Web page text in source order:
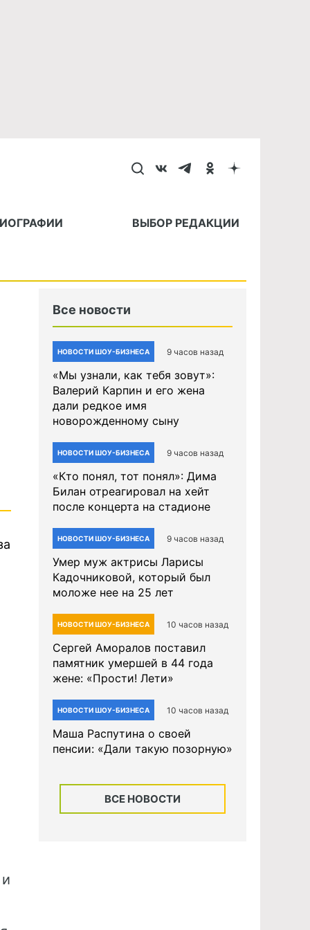
ВЫБОР РЕДАКЦИИ
Все новости
НОВОСТИ ШОУ-БИЗНЕСА 9 часов назад
«Мы узнали, как тебя зовут»:
Валерий Карпин и его жена
дали редкое имя
новорожденному сыну
НОВОСТИ ШОУ-БИЗНЕСА 9 часов назад
«Кто понял, тот понял»: Дима
Билан отреагировал на хейт
после концерта на стадионе
НОВОСТИ ШОУ-БИЗНЕСА 9 часов назад
Умер муж актрисы Ларисы
Кадочниковой, который был
моложе нее на 25 лет
НОВОСТИ ШОУ-БИЗНЕСА 10 часов назад
Сергей Аморалов поставил
памятник умершей в 44 года
жене: «Прости! Лети»
НОВОСТИ ШОУ-БИЗНЕСА 10 часов назад
Маша Распутина о своей
пенсии: «Дали такую позорную»
ВСЕ НОВОСТИ